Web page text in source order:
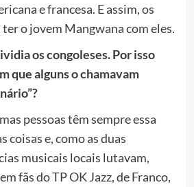
e francesa. E assim, os
o jovem Mangwana com eles.
os congoleses. Por isso
que alguns o chamavam
pessoas têm sempre essa
coisas e, como as duas
musicais locais lutavam,
fãs do TP OK Jazz, de Franco,